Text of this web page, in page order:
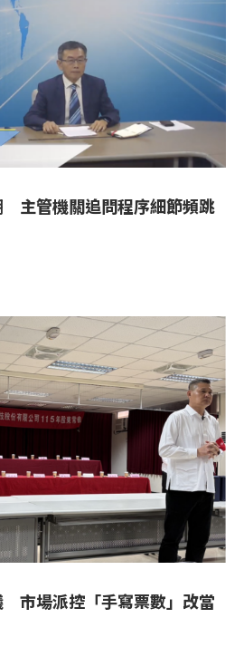
主管機關追問程序細節頻跳
市場派控「手寫票數」改當